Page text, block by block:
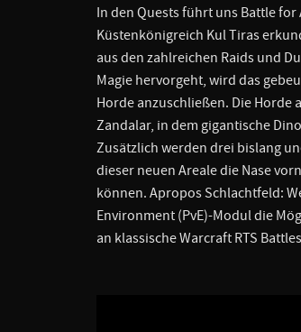
In den Quests führt uns Battle
Küstenkönigreich Kul Tiras
aus den zahlreichen Raids und
Magie hervorgeht, wird das
Horde anzuschließen. Die
Zandalar, in dem gigantische
Zusätzlich werden drei bislang
dieser neuen Areale die Nase
können. Apropos Schlachtfeld:
Environment (PvE)-Modul die
an klassische Warcraft RTS